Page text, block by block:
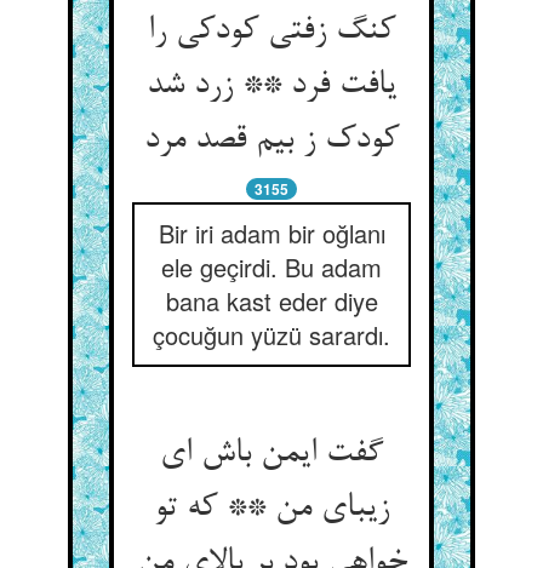
کنگ زفتی کودکی را
یافت فرد ** زرد شد
کودک ز بیم قصد مرد
3155
Bir iri adam bir oğlanı
ele geçirdi. Bu adam
bana kast eder diye
çocuğun yüzü sarardı.
گفت ایمن باش ای
زیبای من ** که تو